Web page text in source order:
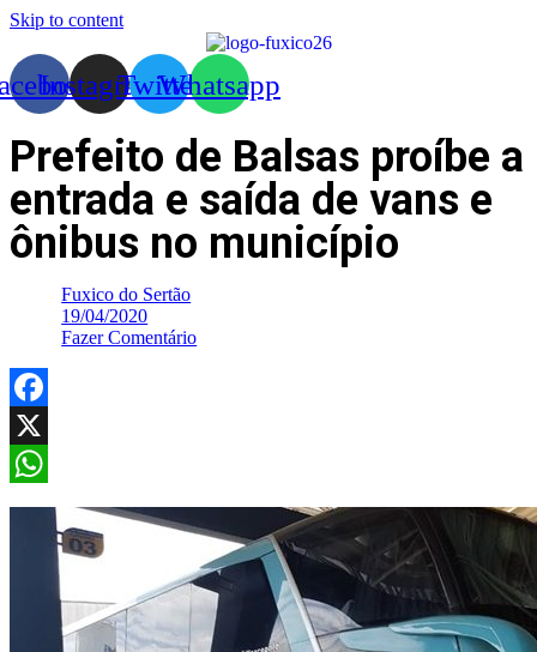
Skip to content
InstagramTwitterWhatsapp
Prefeito de Balsas proíbe a
entrada e saída de vans e
ônibus no município
Fuxico do Sertão
19/04/2020
Fazer Comentário
Facebook
X